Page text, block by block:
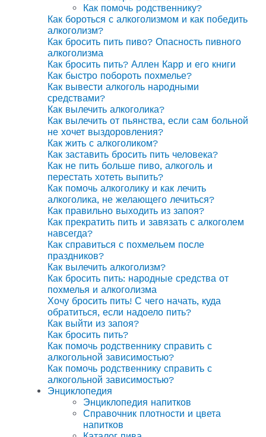
Как помочь родственнику?
Как бороться с алкоголизмом и как победить
алкоголизм?
Как бросить пить пиво? Опасность пивного
алкоголизма
Как бросить пить? Аллен Карр и его книги
Как быстро побороть похмелье?
Как вывести алкоголь народными
средствами?
Как вылечить алкоголика?
Как вылечить от пьянства, если сам больной
не хочет выздоровления?
Как жить с алкоголиком?
Как заставить бросить пить человека?
Как не пить больше пиво, алкоголь и
перестать хотеть выпить?
Как помочь алкоголику и как лечить
алкоголика, не желающего лечиться?
Как правильно выходить из запоя?
Как прекратить пить и завязать с алкоголем
навсегда?
Как справиться с похмельем после
праздников?
Как вылечить алкоголизм?
Как бросить пить: народные средства от
похмелья и алкоголизма
Хочу бросить пить! С чего начать, куда
обратиться, если надоело пить?
Как выйти из запоя?
Как бросить пить?
Как помочь родственнику справить с
алкогольной зависимостью?
Как помочь родственнику справить с
алкогольной зависимостью?
Энциклопедия
Энциклопедия напитков
Справочник плотности и цвета
напитков